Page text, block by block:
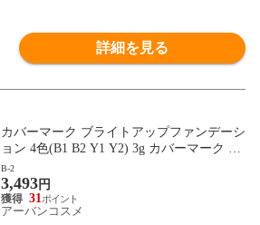
詳細を見る
カバーマーク ブライトアップファンデーシ
ョン 4色(B1 B2 Y1 Y2) 3g カバーマーク コ
ンシーラー 化粧下地 COVERMARK(coverm
ark)
B-2
3,493円
31
アーバンコスメ